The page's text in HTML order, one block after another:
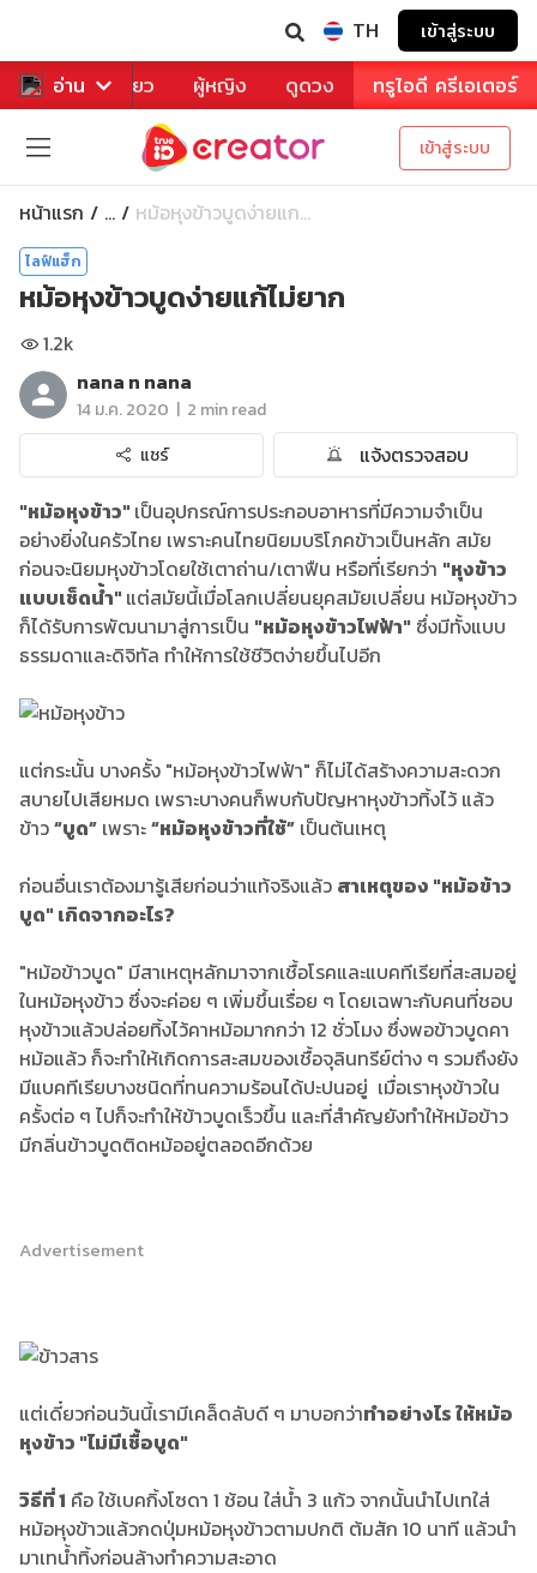
TH เข้าสู่ระบบ
อ่าน
หาร ท่องเที่ยว ผู้หญิง ดูดวง ทรูไอดี ครีเอเตอร์
เข้าสู่ระบบ
หน้าแรก ... หม้อหุงข้าวบูดง่ายแก...
ไลฟ์แฮ็ก
หม้อหุงข้าวบูดง่ายแก้ไม่ยาก
1.2k
nana n nana
14 ม.ค. 2020 | 2 min read
แชร์
แจ้งตรวจสอบ
"หม้อหุงข้าว"เป็นอุปกรณ์การประกอบอาหารที่มีความจำเป็น
อย่างยิ่งในครัวไทย เพราะคนไทยนิยมบริโภคข้าวเป็นหลัก สมัย
ก่อนจะนิยมหุงข้าวโดยใช้เตาถ่าน/เตาฟืน หรือที่เรียกว่า "หุงข้าว
แบบเช็ดน้ำ"แต่สมัยนี้เมื่อโลกเปลี่ยนยุคสมัยเปลี่ยน หม้อหุงข้าว
ก็ได้รับการพัฒนามาสู่การเป็น "หม้อหุงข้าวไฟฟ้า" ซึ่งมีทั้งแบบ
ธรรมดาและดิจิทัล ทำให้การใช้ชีวิตง่ายขึ้นไปอีก
แต่กระนั้น บางครั้ง "หม้อหุงข้าวไฟฟ้า" ก็ไม่ได้สร้างความสะดวก
สบายไปเสียหมด เพราะบางคนก็พบกับปัญหาหุงข้าวทิ้งไว้ แล้ว
ข้าว“บูด” เพราะ“หม้อหุงข้าวที่ใช้” เป็นต้นเหตุ
ก่อนอื่นเราต้องมารู้เสียก่อนว่าแท้จริงแล้ว สาเหตุของ "หม้อข้าว
บูด" เกิดจากอะไร?
"หม้อข้าวบูด" มีสาเหตุหลักมาจากเชื้อโรคและแบคทีเรียที่สะสมอยู่
ในหม้อหุงข้าว ซึ่งจะค่อย ๆ เพิ่มขึ้นเรื่อย ๆ โดยเฉพาะกับคนที่ชอบ
หุงข้าวแล้วปล่อยทิ้งไว้คาหม้อมากกว่า 12 ชั่วโมง ซึ่งพอข้าวบูดคา
หม้อแล้ว ก็จะทำให้เกิดการสะสมของเชื้อจุลินทรีย์ต่าง ๆ รวมถึงยัง
มีแบคทีเรียบางชนิดที่ทนความร้อนได้ปะปนอยู่ เมื่อเราหุงข้าวใน
ครั้งต่อ ๆ ไปก็จะทำให้ข้าวบูดเร็วขึ้น และที่สำคัญยังทำให้หม้อข้าว
มีกลิ่นข้าวบูดติดหม้ออยู่ตลอดอีกด้วย
Advertisement
แต่เดี๋ยวก่อนวันนี้เรามีเคล็ดลับดี ๆ มาบอกว่าทำอย่างไร ให้หม้อ
หุงข้าว "ไม่มีเชื้อบูด"
วิธีที่ 1 คือ ใช้เบคกิ้งโซดา 1 ช้อน ใส่น้ำ 3 แก้ว จากนั้นนำไปเทใส่
หม้อหุงข้าวแล้วกดปุ่มหม้อหุงข้าวตามปกติ ต้มสัก 10 นาที แล้วนำ
มาเทน้ำทิ้งก่อนล้างทำความสะอาด